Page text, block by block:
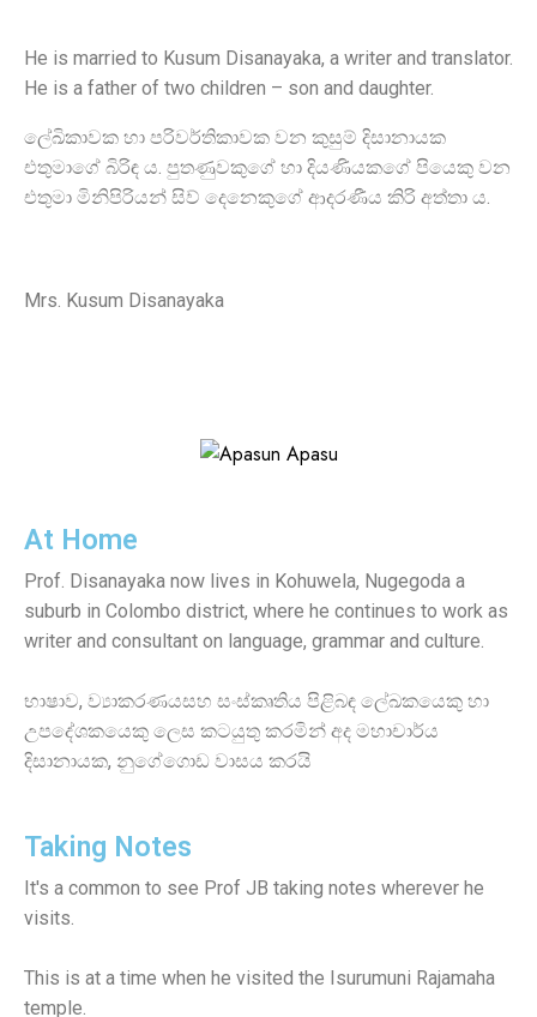
He is married to Kusum Disanayaka, a writer and translator.
He is a father of two children – son and daughter.
ලේඛිකාවක හා පරිවර්තිකාවක වන කුසුම් දිසානායක
එතුමාගේ බිරිඳ ය. පුතණුවකුගේ හා දියණියකගේ පියෙකු වන
එතුමා මිනිපිරියන් සිව් දෙනෙකුගේ ආදරණීය කිරි අත්තා ය.
Mrs. Kusum Disanayaka
At Home
Prof. Disanayaka now lives in Kohuwela, Nugegoda a
suburb in Colombo district, where he continues to work as
writer and consultant on language, grammar and culture.
භාෂාව, ව්‍යාකරණයසහ සංස්කෘතිය පිළිබඳ ලේඛකයෙකු හා
උපදේශකයෙකු ලෙස කටයුතු කරමින් අද මහාචාර්ය
දිසානායක, නුගේගොඩ වාසය කරයි
Taking Notes
It's a common to see Prof JB taking notes wherever he
visits.
This is at a time when he visited the Isurumuni Rajamaha
temple.